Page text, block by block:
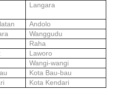
Langara
Andolo
Wanggudu
Raha
Laworo
Wangi-wangi
Kota Bau-bau
Kota Kendari